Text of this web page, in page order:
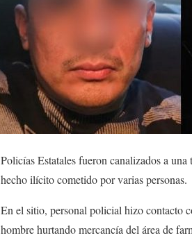
Policías Estatales fueron canalizados a
hecho ilícito cometido por varias personas.
En el sitio, personal policial hizo contacto
hombre hurtando mercancía del área de